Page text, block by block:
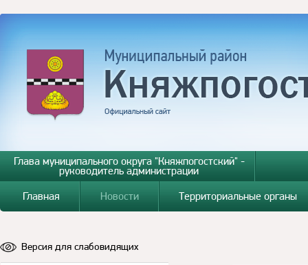
Глава муниципального округа "Княжпогостский" -
руководитель администрации
Главная
Новости Территориальные органы
Версия для слабовидящих